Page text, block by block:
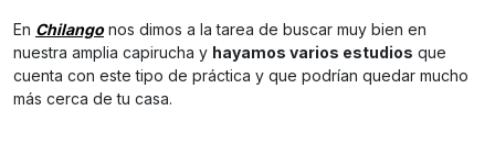
En Chilango nos dimos a la tarea de buscar muy bien en
nuestra amplia capirucha y hayamos varios estudios que
cuenta con este tipo de práctica y que podrían quedar mucho
más cerca de tu casa.